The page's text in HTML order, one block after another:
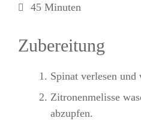
45 Minuten
Zubereitung
Spinat verlesen und
Zitronenmelisse
abzupfen.